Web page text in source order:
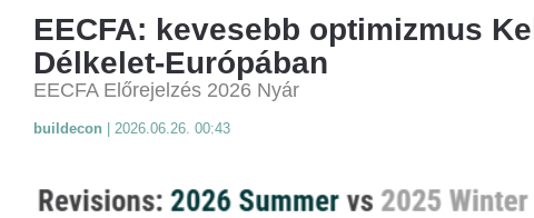
EECFA: kevesebb optimizmus
Délkelet-Európában
EECFA Előrejelzés 2026 Nyár
buildecon 2026.06.26. 00:43